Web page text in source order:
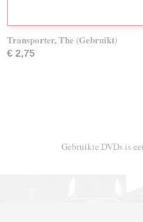
Transporter, The (Gebruikt)
€ 2,75
Gebruikte DVDs is